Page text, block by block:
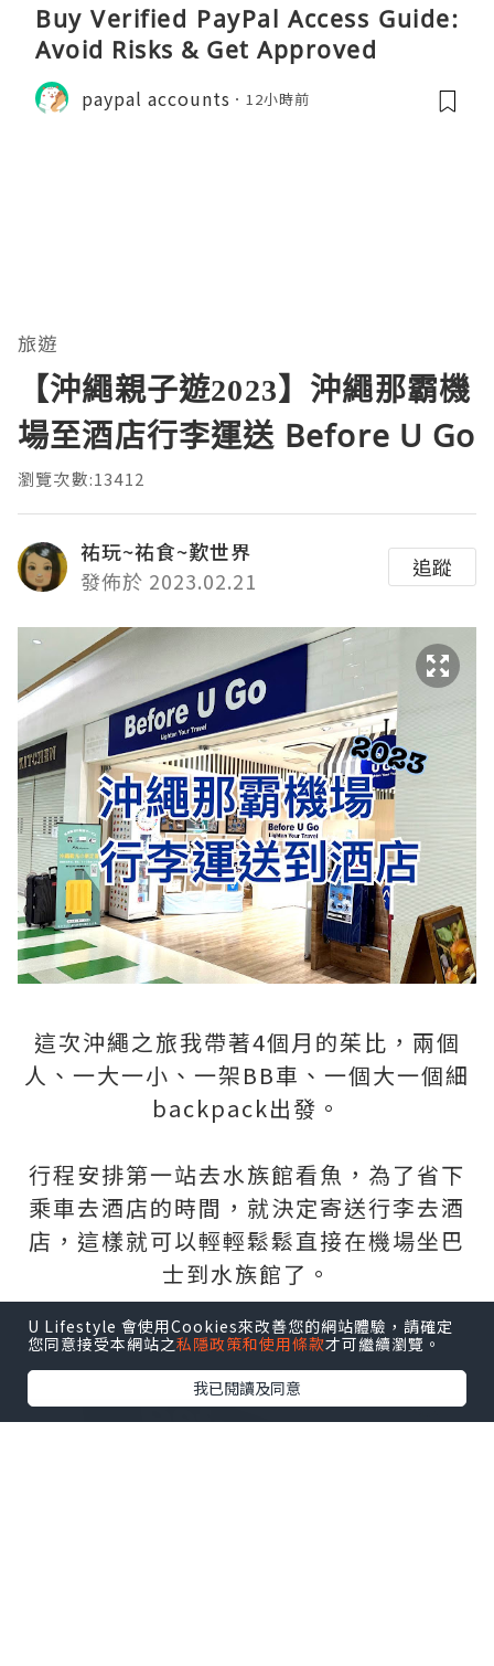
U Lifestyle 會使用Cookies來改善您的網站體驗，請確定
您同意接受本網站之私隱政策和使用條款才可繼續瀏覽。
我已閱讀及同意
Buy Verified PayPal Access Guide:
Avoid Risks & Get Approved
paypal accounts 12小時前
旅遊
【沖繩親子遊2023】沖繩那霸機
場至酒店行李運送 Before U Go
瀏覽次數:13412
祐玩~祐食~歎世界
發佈於 2023.02.21
追蹤
這次沖繩之旅我帶著4個月的茱比，兩個
人、一大一小、一架BB車、一個大一個細
backpack出發。
行程安排第一站去水族館看魚，為了省下
乘車去酒店的時間，就決定寄送行李去酒
店，這樣就可以輕輕鬆鬆直接在機場坐巴
士到水族館了。